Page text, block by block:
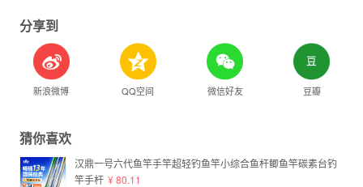
分享到
新浪微博 QQ空间 微信好友 豆瓣
猜你喜欢
汉鼎一号六代鱼竿手竿超轻钓鱼竿小综合鱼杆鲫鱼竿碳素台钓
竿手杆 ¥ 80.11